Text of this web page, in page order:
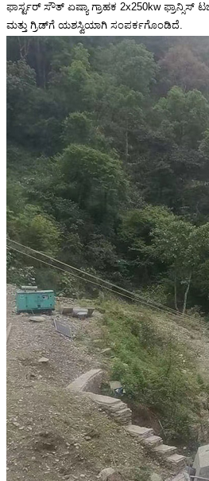
ಫಾರ್ಸ್ಟರ್ ಸೌತ್ ಏಷ್ಯಾ ಗ್ರಾಹಕ 2x250kw ಫ್ರಾನ್ಸಿಸ್
ಮತ್ತು ಗ್ರಿಡ್‌ಗೆ ಯಶಸ್ವಿಯಾಗಿ ಸಂಪರ್ಕಗೊಂಡಿದೆ.